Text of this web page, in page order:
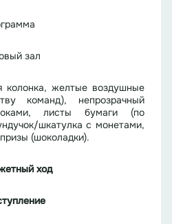
программа
зал
команд), непрозрачный
листы бумаги (по
шкатулка с монетами,
(шоколадки).
ход